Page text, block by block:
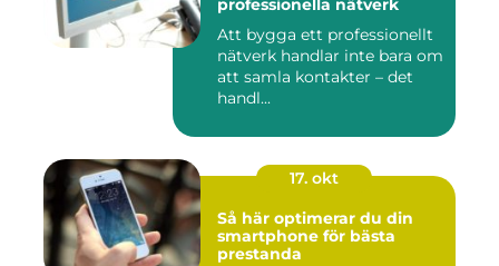
professionella nätverk
Att bygga ett professionellt
nätverk handlar inte bara om
att samla kontakter – det
handl...
17. okt
Så här optimerar du din
smartphone för bästa
prestanda